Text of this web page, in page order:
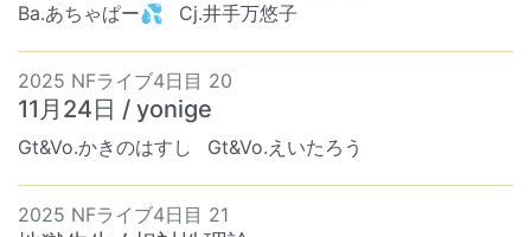
Ba.あちゃぱー💦
Cj.井手万悠子
2025 NFライブ4日目 20
11月24日 / yonige
Gt&Vo.かきのはすし Gt&Vo.えいたろう
2025 NFライブ4日目 21